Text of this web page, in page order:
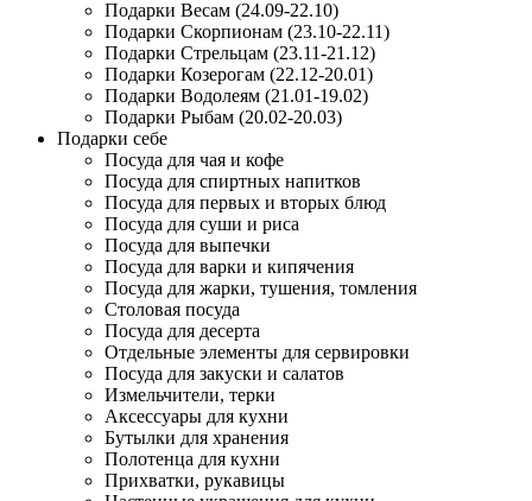
Подарки Весам (24.09-22.10)
Подарки Скорпионам (23.10-22.11)
Подарки Стрельцам (23.11-21.12)
Подарки Козерогам (22.12-20.01)
Подарки Водолеям (21.01-19.02)
Подарки Рыбам (20.02-20.03)
Подарки себе
Посуда для чая и кофе
Посуда для спиртных напитков
Посуда для первых и вторых блюд
Посуда для суши и риса
Посуда для выпечки
Посуда для варки и кипячения
Посуда для жарки, тушения, томления
Столовая посуда
Посуда для десерта
Отдельные элементы для сервировки
Посуда для закуски и салатов
Измельчители, терки
Аксессуары для кухни
Бутылки для хранения
Полотенца для кухни
Прихватки, рукавицы